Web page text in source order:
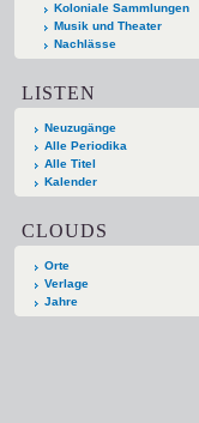
Koloniale Sammlungen
Musik und Theater
Nachlässe
LISTEN
Neuzugänge
Alle Periodika
Alle Titel
Kalender
CLOUDS
Orte
Verlage
Jahre